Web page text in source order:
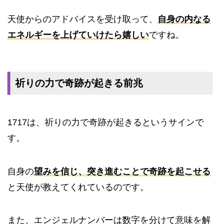
天使からのアドバイスを受け取って、 自身の内なる
エネルギーを上げていけたら嬉しいですね。
祈りの力で奇跡が起きる前兆
1717は、祈りの力で奇跡が起きるというサインで
す。
自身の望みを信じ、突き進むことで奇跡を起こせる
と天使が教えてくれているのです。
また、エンジェルナンバーは数字を分けて意味を解